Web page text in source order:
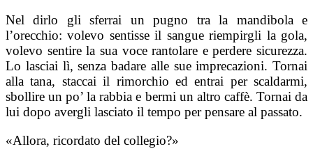
Nel dirlo gli sferrai un pugno tra la mandibola e
l’orecchio: volevo sentisse il sangue riempirgli la gola,
volevo sentire la sua voce rantolare e perdere sicurezza.
Lo lasciai lì, senza badare alle sue imprecazioni. Tornai
alla tana, staccai il rimorchio ed entrai per scaldarmi,
sbollire un po’ la rabbia e bermi un altro caffè. Tornai da
lui dopo avergli lasciato il tempo per pensare al passato.
«Allora, ricordato del collegio?»